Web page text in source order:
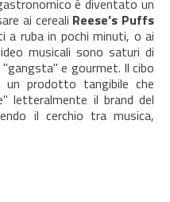
è diventato un
ai cereali Reese’s Puffs
a ruba in pochi minuti, o ai
musicali sono saturi di
e gourmet. Il cibo
prodotto tangibile che
letteralmente il brand del
il cerchio tra musica,